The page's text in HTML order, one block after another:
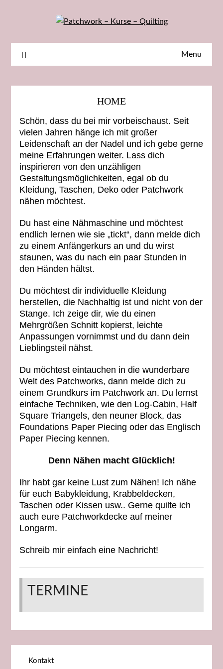
Menu
HOME
Schön, dass du bei mir vorbeischaust. Seit
vielen Jahren hänge ich mit großer
Leidenschaft an der Nadel und ich gebe gerne
meine Erfahrungen weiter. Lass dich
inspirieren von den unzähligen
Gestaltungsmöglichkeiten, egal ob du
Kleidung, Taschen, Deko oder Patchwork
nähen möchtest.
Du hast eine Nähmaschine und möchtest
endlich lernen wie sie „tickt“, dann melde dich
zu einem Anfängerkurs an und du wirst
staunen, was du nach ein paar Stunden in
den Händen hältst.
Du möchtest dir individuelle Kleidung
herstellen, die Nachhaltig ist und nicht von der
Stange. Ich zeige dir, wie du einen
Mehrgrößen Schnitt kopierst, leichte
Anpassungen vornimmst und du dann dein
Lieblingsteil nähst.
Du möchtest eintauchen in die wunderbare
Welt des Patchworks, dann melde dich zu
einem Grundkurs im Patchwork an. Du lernst
einfache Techniken, wie den Log-Cabin, Half
Square Triangels, den neuner Block, das
Foundations Paper Piecing oder das Englisch
Paper Piecing kennen.
Denn Nähen macht Glücklich!
Ihr habt gar keine Lust zum Nähen! Ich nähe
für euch Babykleidung, Krabbeldecken,
Taschen oder Kissen usw.. Gerne quilte ich
auch eure Patchworkdecke auf meiner
Longarm.
Schreib mir einfach eine Nachricht!
TERMINE
Kontakt